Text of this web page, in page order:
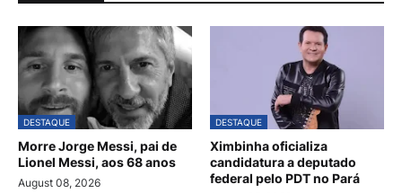
DESTAQUE
Morre Jorge Messi, pai de
Lionel Messi, aos 68 anos
August 08, 2026
DESTAQUE
Ximbinha oficializa
candidatura a deputado
federal pelo PDT no Pará